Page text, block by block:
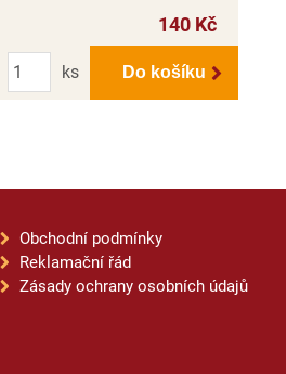
140 Kč
Počet
ks
Do košíku
Obchodní podmínky
Reklamační řád
Zásady ochrany osobních údajů